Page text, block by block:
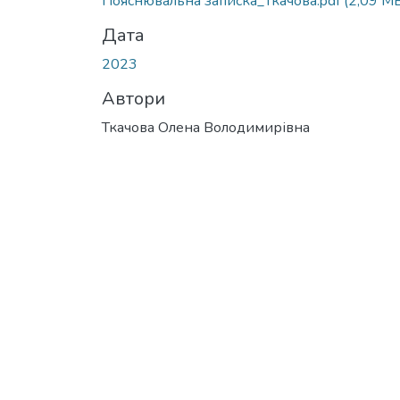
Дата
2023
Автори
Ткачова Олена Володимирівна